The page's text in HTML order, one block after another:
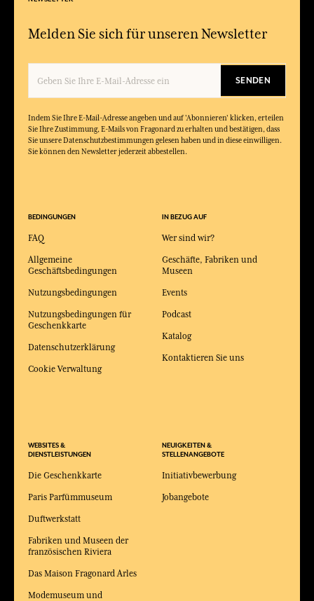
Melden Sie sich für unseren Newsletter
SENDEN
Indem Sie Ihre E-Mail-Adresse angeben und auf 'Abonnieren' klicken, erteilen
Sie Ihre Zustimmung, E-Mails von Fragonard zu erhalten und bestätigen, dass
Sie unsere Datenschutzbestimmungen gelesen haben und in diese einwilligen.
Sie können den Newsletter jederzeit abbestellen.
BEDINGUNGEN
FAQ
Allgemeine
Geschäftsbedingungen
Nutzungsbedingungen
Nutzungsbedingungen für
Geschenkkarte
Datenschutzerklärung
Cookie Verwaltung
WEBSITES &
DIENSTLEISTUNGEN
Die Geschenkkarte
Paris Parfümmuseum
Duftwerkstatt
Fabriken und Museen der
französischen Riviera
Das Maison Fragonard Arles
Modemuseum und
IN BEZUG AUF
Wer sind wir?
Geschäfte, Fabriken und
Museen
Events
Podcast
Katalog
Kontaktieren Sie uns
NEUIGKEITEN &
STELLENANGEBOTE
Initiativbewerbung
Jobangebote